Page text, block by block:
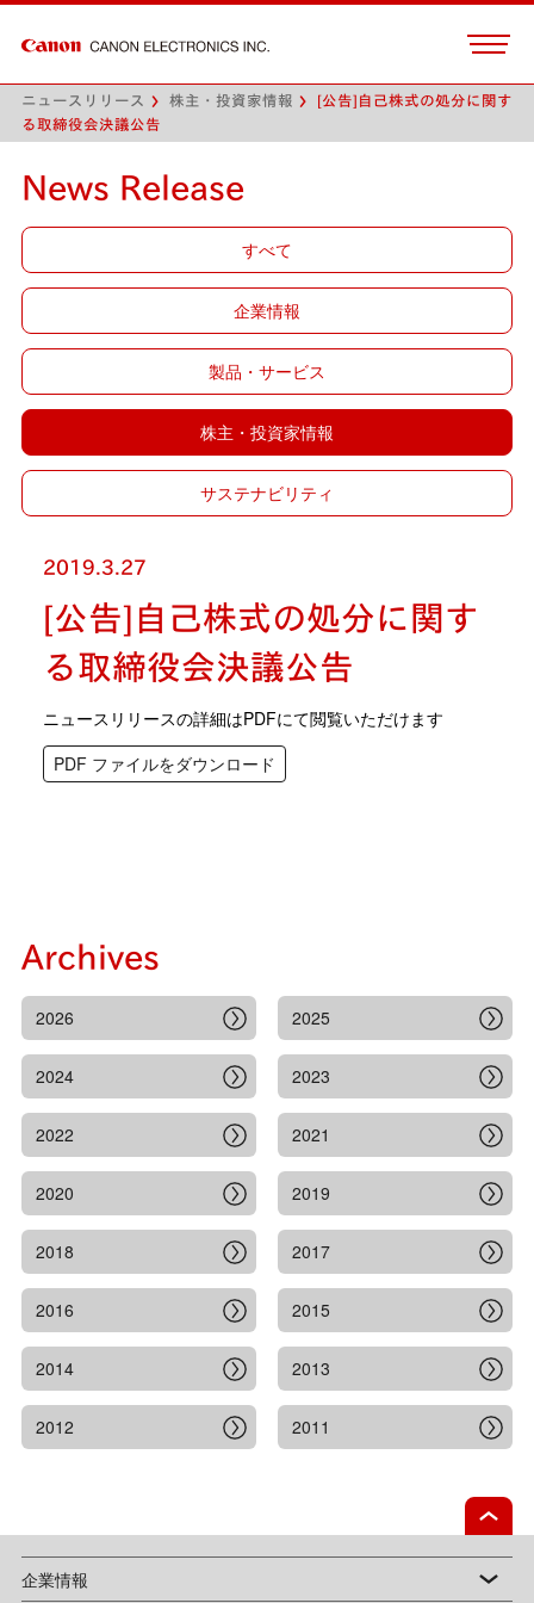
ニュースリリース 株主・投資家情報
[公告]自己株式の処分に関す
る取締役会決議公告
News Release
すべて
企業情報
製品・サービス
株主・投資家情報
サステナビリティ
2019.3.27
[公告]自己株式の処分に関す
る取締役会決議公告
ニュースリリースの詳細はPDFにて閲覧いただけます
PDF ファイルをダウンロード
Archives
2026 2025
2024 2023
2022 2021
2020 2019
2018 2017
2016 2015
2014 2013
2012 2011
企業情報